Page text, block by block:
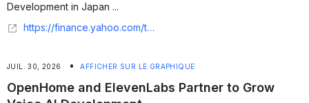
Development in Japan ...
https://finance.yahoo.com/technology/ai/articles/openhome-elevenlabs-partner-grow-voice-010000093.html
JUIL. 30, 2026 • AFFICHER SUR LE GRAPHIQUE
OpenHome and ElevenLabs Partner to Grow